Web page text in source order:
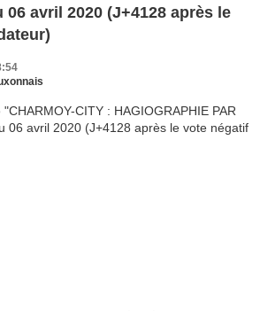
06 avril 2020 (J+4128 après le